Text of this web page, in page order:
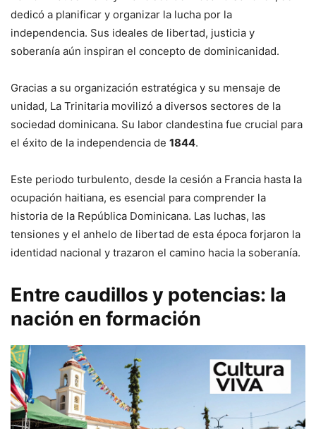
dedicó a planificar y organizar la lucha por la
independencia. Sus ideales de libertad, justicia y
soberanía aún inspiran el concepto de dominicanidad.
Gracias a su organización estratégica y su mensaje de
unidad, La Trinitaria movilizó a diversos sectores de la
sociedad dominicana. Su labor clandestina fue crucial para
el éxito de la independencia de 1844.
Este periodo turbulento, desde la cesión a Francia hasta la
ocupación haitiana, es esencial para comprender la
historia de la República Dominicana. Las luchas, las
tensiones y el anhelo de libertad de esta época forjaron la
identidad nacional y trazaron el camino hacia la soberanía.
Entre caudillos y potencias: la
nación en formación